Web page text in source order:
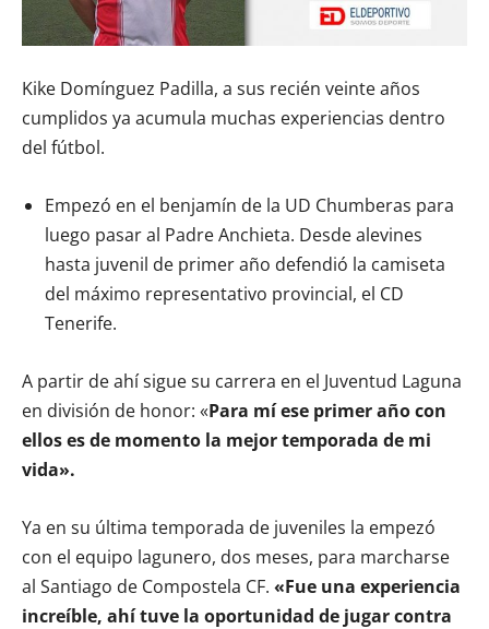
Kike Domínguez Padilla, a sus recién veinte años
cumplidos ya acumula muchas experiencias dentro
del fútbol.
Empezó en el benjamín de la UD Chumberas para
luego pasar al Padre Anchieta. Desde alevines
hasta juvenil de primer año defendió la camiseta
del máximo representativo provincial, el CD
Tenerife.
A partir de ahí sigue su carrera en el Juventud Laguna
en división de honor: «Para mí ese primer año con
ellos es de momento la mejor temporada de mi
vida».
Ya en su última temporada de juveniles la empezó
con el equipo lagunero, dos meses, para marcharse
al Santiago de Compostela CF. «Fue una experiencia
increíble, ahí tuve la oportunidad de jugar contra